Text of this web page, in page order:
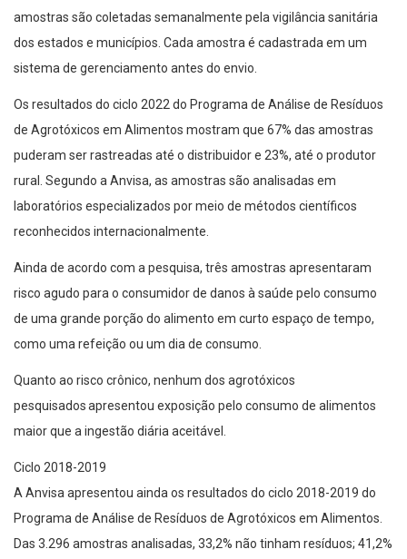
amostras são coletadas semanalmente pela vigilância sanitária
dos estados e municípios. Cada amostra é cadastrada em um
sistema de gerenciamento antes do envio.
Os resultados do ciclo 2022 do Programa de Análise de Resíduos
de Agrotóxicos em Alimentos mostram que 67% das amostras
puderam ser rastreadas até o distribuidor e 23%, até o produtor
rural. Segundo a Anvisa, as amostras são analisadas em
laboratórios especializados por meio de métodos científicos
reconhecidos internacionalmente.
Ainda de acordo com a pesquisa, três amostras apresentaram
risco agudo para o consumidor de danos à saúde pelo consumo
de uma grande porção do alimento em curto espaço de tempo,
como uma refeição ou um dia de consumo.
Quanto ao risco crônico, nenhum dos agrotóxicos
pesquisados apresentou exposição pelo consumo de alimentos
maior que a ingestão diária aceitável.
Ciclo 2018-2019
A Anvisa apresentou ainda os resultados do ciclo 2018-2019 do
Programa de Análise de Resíduos de Agrotóxicos em Alimentos.
Das 3.296 amostras analisadas, 33,2% não tinham resíduos; 41,2%